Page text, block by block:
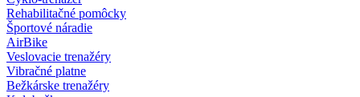
Rehabilitačné pomôcky
Športové náradie
AirBike
Veslovacie trenažéry
Vibračné platne
Bežkárske trenažéry